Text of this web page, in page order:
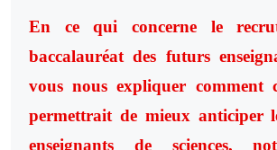
En ce qui concerne le
baccalauréat des futurs
vous nous expliquer comment
permettrait de mieux anticiper
enseignants de sciences,